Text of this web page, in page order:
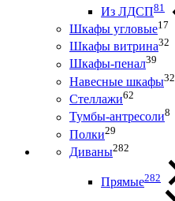
Из ЛДСП81
Шкафы угловые17
Шкафы витрина32
Шкафы-пенал39
Навесные шкафы32
Стеллажи62
Тумбы-антресоли8
Полки29
Диваны282
Прямые282